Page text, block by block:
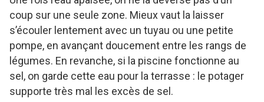
coup sur une seule zone. Mieux vaut la laisser
s’écouler lentement avec un tuyau ou une petite
pompe, en avançant doucement entre les rangs de
légumes. En revanche, si la piscine fonctionne au
sel, on garde cette eau pour la terrasse : le potager
supporte très mal les excès de sel.